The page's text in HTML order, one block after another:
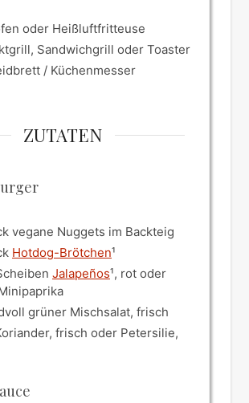
oder Heißluftfritteuse
Sandwichgrill oder Toaster
/ Küchenmesser
ZUTATEN
vegane Nuggets im Backteig
Hotdog-Brötchen¹
Jalapeños¹, rot oder
grüner Mischsalat, frisch
frisch oder Petersilie,